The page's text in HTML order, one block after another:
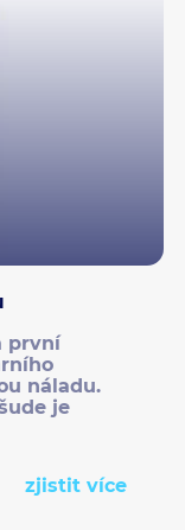
první
náladu.
je
zjistit více